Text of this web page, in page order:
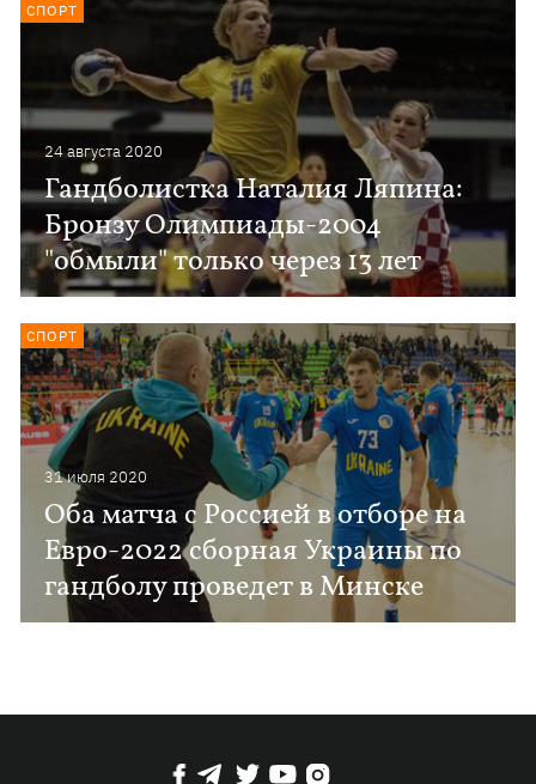
24 августа 2020
Гандболистка Наталия Ляпина:
Бронзу Олимпиады-2004
"обмыли" только через 13 лет
СПОРТ
31 июля 2020
Оба матча с Россией в отборе на
Евро-2022 сборная Украины по
гандболу проведет в Минске
СПОРТ